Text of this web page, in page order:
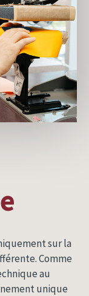
sur la
Comme
au
unique